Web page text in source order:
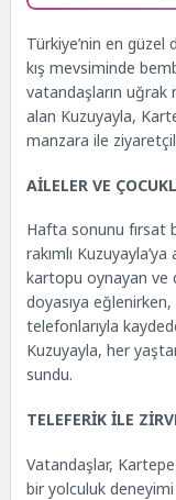
Türkiye’nin en güzel
kış mevsiminde
vatandaşların uğrak
alan Kuzuyayla,
manzara ile
AİLELER VE
Hafta sonunu fırsat
rakımlı
kartopu oynayan ve
doyasıya
telefonlarıyla
Kuzuyayla, her
sundu.
TELEFERİK İLE
Vatandaşlar,
bir yolculuk